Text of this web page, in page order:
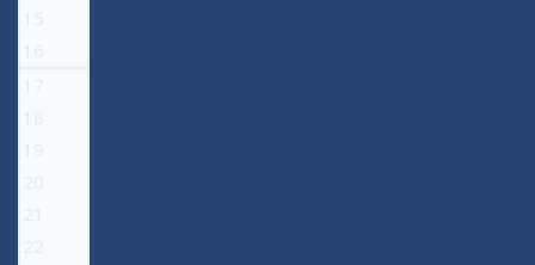
15
16
17
18
19
20
21
22